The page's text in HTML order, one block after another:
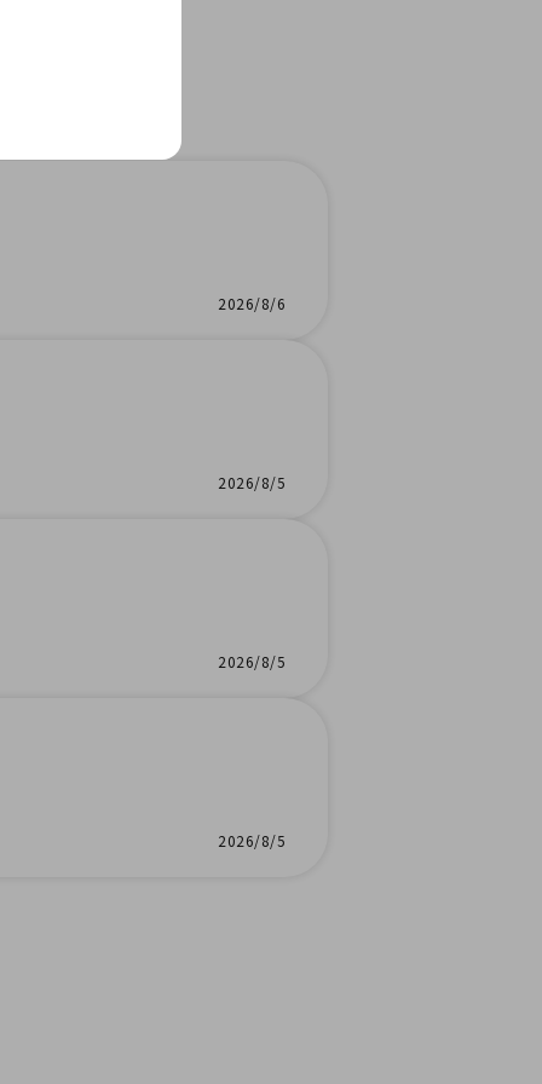
2026/8/6
2026/8/5
2026/8/5
2026/8/5